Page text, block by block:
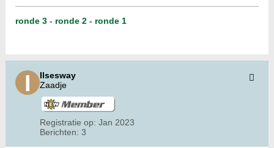
ronde 3 - ronde 2 - ronde 1
Ilsesway
Zaadje
Registratie op: Jan 2023
Berichten: 3